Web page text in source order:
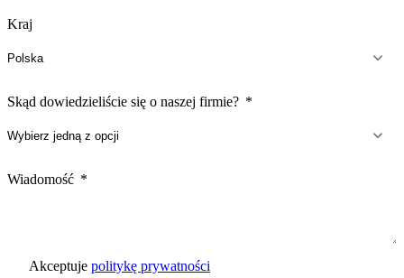
Kraj
Skąd dowiedzieliście się o naszej firmie?
Wiadomość
Akceptuje politykę prywatności